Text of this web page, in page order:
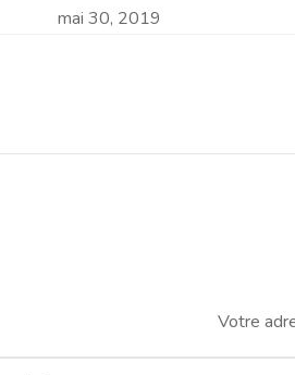
mai 30, 2019
Votre